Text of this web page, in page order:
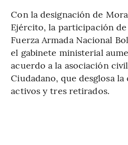
Con la designación de
Ejército, la participación
Fuerza Armada Nacional
el gabinete ministerial
acuerdo a la asociación
Ciudadano, que desglosa
activos y tres retirados.